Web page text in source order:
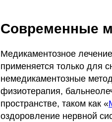
Современные
Медикаментозное
применяется только для
немедикаментозные
физиотерапия,
пространстве, таком как «
оздоровление нервной